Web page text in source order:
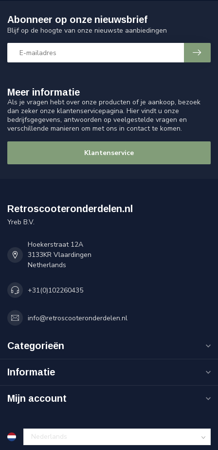
Meer informatie
Als je vragen hebt over onze producten of je aankoop, bezoek
dan zeker onze klantenservicepagina. Hier vindt u onze
bedrijfsgegevens, antwoorden op veelgestelde vragen en
verschillende manieren om met ons in contact te komen.
Klantenservice
Abonneer op onze nieuwsbrief
Blijf op de hoogte van onze nieuwste aanbiedingen
Retroscooteronderdelen.nl
Yreb B.V.
Hoekerstraat 12A
3133KR Vlaardingen
Netherlands
+31(0)102260435
info@retroscooteronderdelen.nl
Categorieën
Informatie
Mijn account